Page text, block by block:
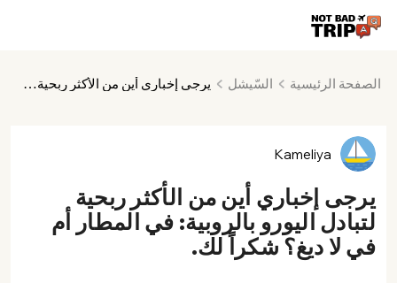
الصفحة الرئيسية السّيشل يرجى إخباري أين من الأكثر ربحية لتبادل اليورو بالروبية: في المطار أم في لا ديغ؟ شكراً لك.
Kameliya
يرجى إخباري أين من الأكثر ربحية
لتبادل اليورو بالروبية: في المطار أم
في لا ديغ؟ شكراً لك.